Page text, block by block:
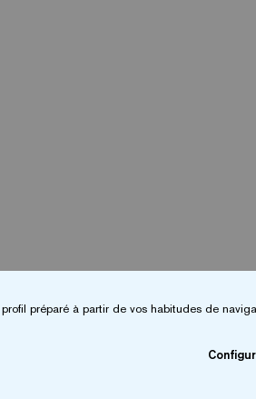
préparé à partir de vos habitudes de